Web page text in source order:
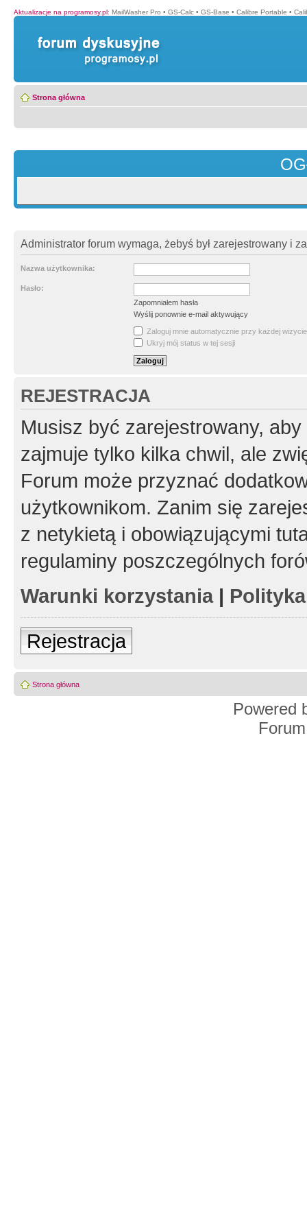
Aktualizacje na programosy.pl: MailWasher Pro • GS-Calc • GS-Base • Calibre Portable •
Strona główna
Administrator forum wymaga, żebyś był zarejestrowany i
Nazwa użytkownika:
Hasło:
Zapomniałem hasła
Wyślij ponownie e-mail aktywujący
Zaloguj mnie automatycznie przy każdej wizycie
Ukryj mój status w tej sesji
REJESTRACJA
Musisz być zarejestrowany,
zajmuje tylko kilka chwil, ale
Forum może przyznać
użytkownikom. Zanim się
z netykietą i obowiązującymi
regulaminy poszczególnych
Warunki korzystania|
Rejestracja
Strona główna
Powered